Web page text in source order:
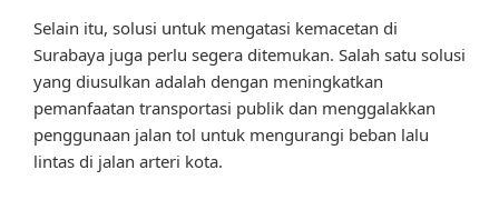
Selain itu, solusi untuk mengatasi kemacetan di
Surabaya juga perlu segera ditemukan. Salah satu solusi
yang diusulkan adalah dengan meningkatkan
pemanfaatan transportasi publik dan menggalakkan
penggunaan jalan tol untuk mengurangi beban lalu
lintas di jalan arteri kota.